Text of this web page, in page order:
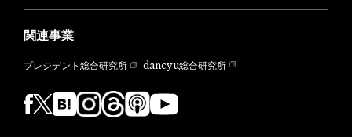
関連事業
プレジデント総合研究所 dancyu総合研究所